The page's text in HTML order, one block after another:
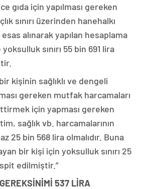
gıda için yapılması gereken
sınırı üzerinden hanehalkı
alınarak yapılan hesaplama
sınırı 55 bin 691 lira
kişinin sağlıklı ve dengeli
gereken mutfak harcamaları
için yapması gereken
sağlık vb. harcamalarının
25 bin 568 lira olmalıdır. Buna
bir kişi için yoksulluk sınırı 25
edilmiştir.”
537 LİRA